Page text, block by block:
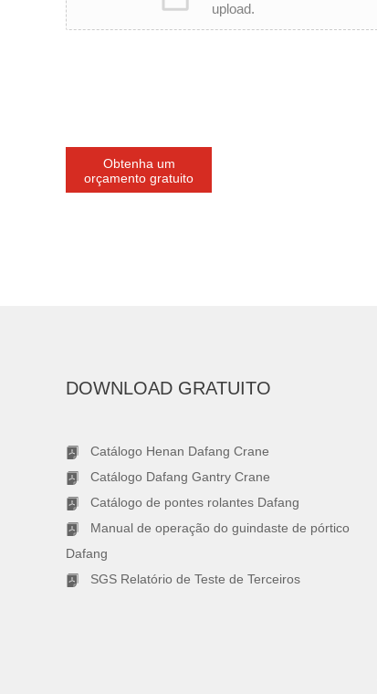
upload.
Obtenha um
orçamento gratuito
DOWNLOAD GRATUITO
Catálogo Henan Dafang Crane
Catálogo Dafang Gantry Crane
Catálogo de pontes rolantes Dafang
Manual de operação do guindaste de pórtico
Dafang
SGS Relatório de Teste de Terceiros